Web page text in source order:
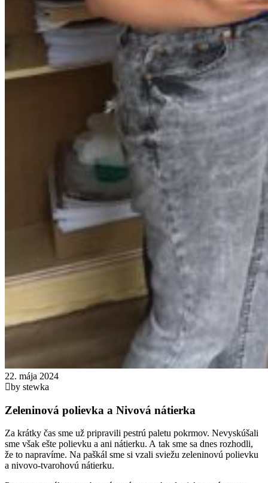
22. mája 2024
by stewka
Zeleninová polievka a Nivová nátierka
Za krátky čas sme už pripravili pestrú paletu pokrmov. Nevyskúšali
sme však ešte polievku a ani nátierku. A tak sme sa dnes rozhodli,
že to napravíme. Na paškál sme si vzali sviežu zeleninovú polievku
a nivovo-tvarohovú nátierku.